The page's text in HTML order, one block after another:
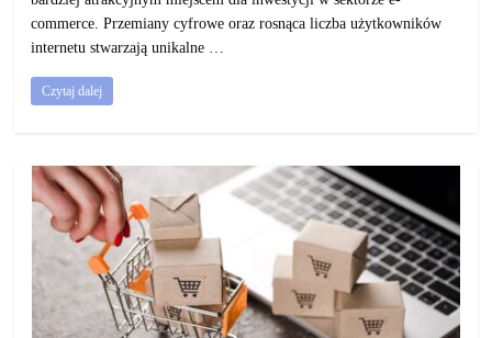
commerce. Przemiany cyfrowe oraz rosnąca liczba użytkowników
internetu stwarzają unikalne …
Czytaj dalej